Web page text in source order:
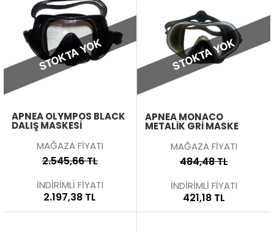
STOKTA YOK
APNEA OLYMPOS BLACK
DALIŞ MASKESI
MAĞAZA FİYATI
2.545,66 TL
İNDİRİMLİ FİYATI
2.197,38 TL
STOKTA YOK
APNEA MONACO
METALIK GRI MASKE
MAĞAZA FİYATI
484,48 TL
İNDİRİMLİ FİYATI
421,18 TL